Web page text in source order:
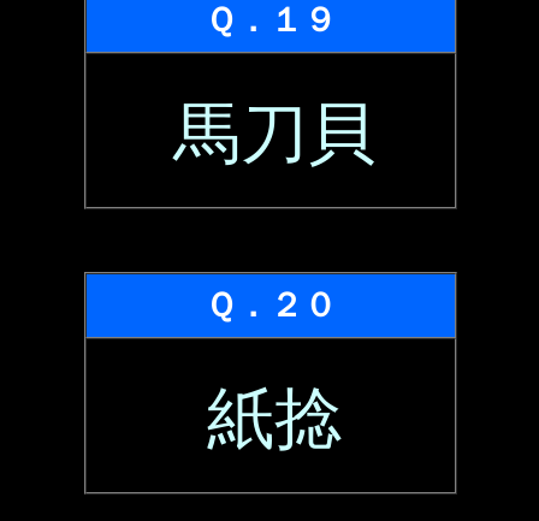
Ｑ．１９
馬刀貝
Ｑ．２０
紙捻